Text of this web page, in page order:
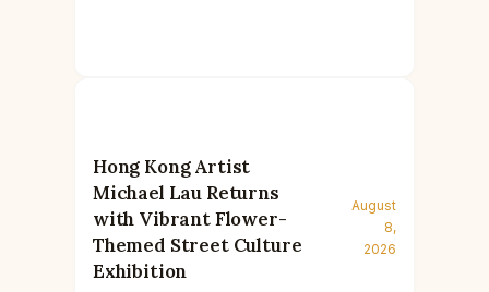
Hong Kong Artist
Michael Lau Returns
with Vibrant Flower-
Themed Street Culture
Exhibition
August
8,
2026